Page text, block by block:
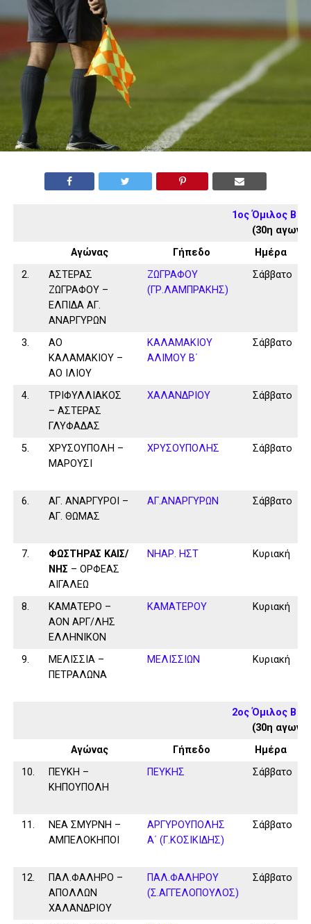
1ος Όμιλος Β
(30η
Αγώνας
Γήπεδο Ημέρα
2.
ΑΣΤΕΡΑΣ
ΖΩΓΡΑΦΟΥ –
ΕΛΠΙΔΑ ΑΓ.
ΑΝΑΡΓΥΡΩΝ
ΖΩΓΡΑΦΟΥ
(ΓΡ.ΛΑΜΠΡΑΚΗΣ)
Σάββατο
3.
ΑΟ
ΚΑΛΑΜΑΚΙΟΥ –
ΑΟ ΙΛΙΟΥ
ΚΑΛΑΜAKIOY
ΑΛΙΜΟΥ Β΄
Σάββατο
4.
ΤΡΙΦΥΛΛΙΑΚΟΣ
– ΑΣΤΕΡΑΣ
ΓΛΥΦΑΔΑΣ
ΧΑΛΑΝΔΡΙΟΥ Σάββατο
5.
ΧΡΥΣΟΥΠΟΛΗ –
ΜΑΡΟΥΣΙ
ΧΡΥΣΟΥΠΟΛΗΣ Σάββατο
6.
ΑΓ. ΑΝΑΡΓΥΡΟΙ –
ΑΓ. ΘΩΜΑΣ
ΑΓ.ΑΝΑΡΓΥΡΩΝ Σάββατο
7.
ΦΩΣΤΗΡΑΣ ΚΑΙΣ/
ΝΗΣ – ΟΡΦΕΑΣ
ΑΙΓΑΛΕΩ
ΝΗΑΡ. ΗΣΤ Κυριακή
8.
ΚΑΜΑΤΕΡΟ –
ΑΟΝ ΑΡΓ/ΛΗΣ
ΕΛΛΗΝΙΚΟΝ
ΚΑΜΑΤΕΡΟΥ Κυριακή
9.
ΜΕΛΙΣΣΙΑ –
ΠΕΤΡΑΛΩΝΑ
ΜΕΛΙΣΣΙΩΝ Κυριακή
2ος Όμιλος Β
(30η
Αγώνας
Γήπεδο Ημέρα
10.
ΠΕΥΚΗ –
ΚΗΠΟΥΠΟΛΗ
ΠΕΥΚΗΣ Σάββατο
11.
ΝΕΑ ΣΜΥΡΝΗ –
ΑΜΠΕΛΟΚΗΠΟΙ
ΑΡΓΥΡΟΥΠΟΛΗΣ
Α΄ (Γ.ΚΟΣΙΚΙΔΗΣ)
Σάββατο
12.
ΠΑΛ.ΦΑΛΗΡΟ –
ΑΠΟΛΛΩΝ
ΧΑΛΑΝΔΡΙΟΥ
ΠΑΛ.ΦΑΛΗΡΟΥ
(Σ.ΑΓΓΕΛΟΠΟΥΛΟΣ)
Σάββατο